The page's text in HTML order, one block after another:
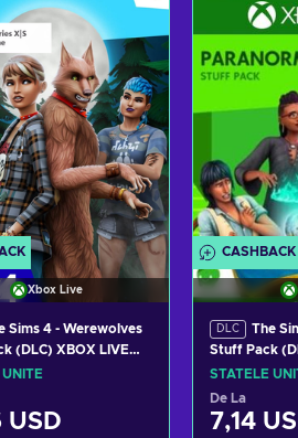
Xbox Live
Sims 4 - Werewolves
(DLC) XBOX LIVE
STATES
UNITE
USD
CASHBACK
DLC
The
Stuff Pack
UNITED
STATELE
De La
7,14